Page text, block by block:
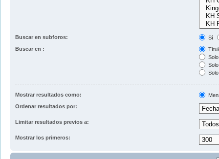
Buscar en subforos:
Sí
Buscar en :
Mostrar resultados como:
Ordenar resultados por:
Limitar resultados previos a:
Mostrar los primeros: